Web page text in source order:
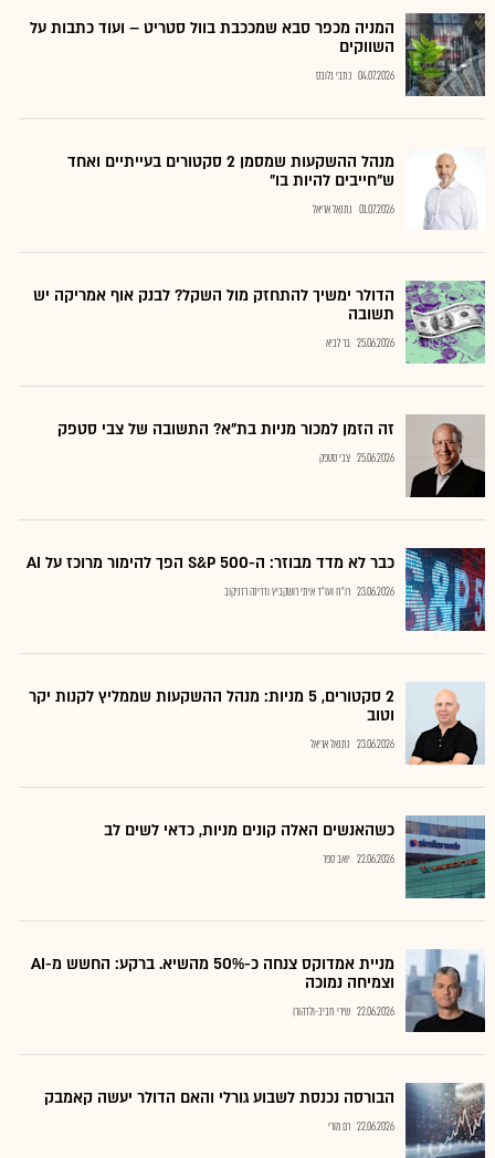
המניה מכפר סבא שמככבת בוול סטריט – ועוד כתבות על
השווקים
04.07.2026 כתבי גלובס
מנהל ההשקעות שמסמן 2 סקטורים בעייתיים ואחד
ש"חייבים להיות בו"
01.07.2026 נתנאל אריאל
הדולר ימשיך להתחזק מול השקל? לבנק אוף אמריקה יש
תשובה
25.06.2026 בר לביא
זה הזמן למכור מניות בת"א? התשובה של צבי סטפק
25.06.2026 צבי סטפק
כבר לא מדד מבוזר: ה-S&P 500 הפך להימור מרוכז על AI
23.06.2026 רו"ח ועו"ד איתי רושקביץ ודרינה רזניקוב
2 סקטורים, 5 מניות: מנהל ההשקעות שממליץ לקנות יקר
וטוב
23.06.2026 נתנאל אריאל
כשהאנשים האלה קונים מניות, כדאי לשים לב
22.06.2026 יואב ספר
מניית אמדוקס צנחה כ-50% מהשיא. ברקע: החשש מ-AI
וצמיחה נמוכה
22.06.2026 שירי חביב-ולדהורן
הבורסה נכנסת לשבוע גורלי והאם הדולר יעשה קאמבק
22.06.2026 רם מורי